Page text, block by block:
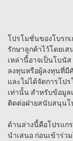
โปรโมชั่นของโบรกเ
รักษาลูกค้าไว้โดยเ
เหล่านี้อาจเป็นโบนั
ลงทุนหรือผู้ลงทุนที่มี
และไม่ได้จัดการโป
เท่านั้น สำหรับข้อมูล
ติดต่อฝ่ายสนับสนุนโ
ด้านล่างนี้คือโปรแก
นำเสนอ ก่อนเข้าร่ว